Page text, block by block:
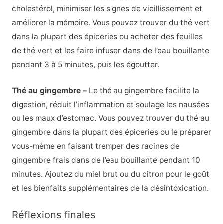
cholestérol, minimiser les signes de vieillissement et
améliorer la mémoire. Vous pouvez trouver du thé vert
dans la plupart des épiceries ou acheter des feuilles
de thé vert et les faire infuser dans de l’eau bouillante
pendant 3 à 5 minutes, puis les égoutter.
Thé au gingembre –Le thé au gingembre facilite la
digestion, réduit l’inflammation et soulage les nausées
ou les maux d’estomac. Vous pouvez trouver du thé au
gingembre dans la plupart des épiceries ou le préparer
vous-même en faisant tremper des racines de
gingembre frais dans de l’eau bouillante pendant 10
minutes. Ajoutez du miel brut ou du citron pour le goût
et les bienfaits supplémentaires de la désintoxication.
Réflexions finales